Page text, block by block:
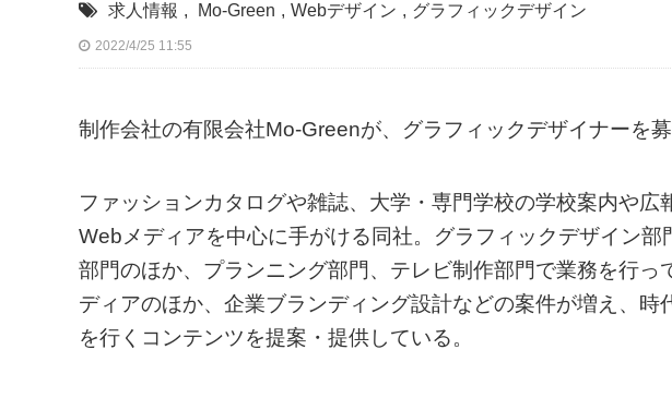
求人情報 , Mo-Green , Webデザイン , グラフィックデザイン
2022/4/25 11:55
制作会社の有限会社Mo-Greenが、グラフィックデザイナーを募
ファッションカタログや雑誌、大学・専門学校の学校案内や広
Webメディアを中心に手がける同社。グラフィックデザイン
部門のほか、プランニング部門、テレビ制作部門で業務を行っ
ディアのほか、企業ブランディング設計などの案件が増え、
を行くコンテンツを提案・提供している。